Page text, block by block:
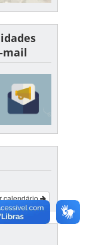
mail
calendário